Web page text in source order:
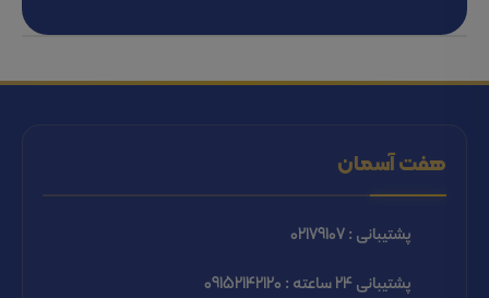
هفت آسمان
پشتیبانی : 02179107
پشتیبانی 24 ساعته : 09152142120